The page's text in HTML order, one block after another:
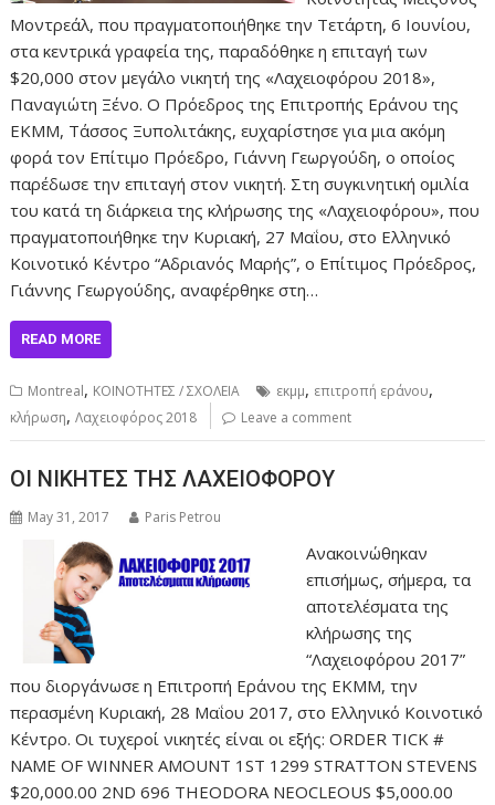
Μοντρεάλ, που πραγματο­ποιήθηκε την Τετάρτη, 6 Ιουνίου,
στα κεντρι­κά γραφεία της, παραδόθηκε η επιταγή των
$20,000 στον μεγάλο νικητή της «Λαχειοφόρου 2018»,
Παναγιώτη Ξένο. Ο Πρόεδρος της Επιτροπής Εράνου της
ΕΚΜΜ, Τάσ­σος Ξυπολιτάκης, ευχαρίστησε για μια ακό­μη
φορά τον Επίτιμο Πρόεδρο, Γιάννη Γε­ωργούδη, ο οποίος
παρέδωσε την επιταγή στον νικητή. Στη συγκινητική ομιλία
του κατά τη διάρκεια της κλήρωσης της «Λαχειοφόρου», που
πραγματοποιήθηκε την Κυριακή, 27 Μαΐου, στο Ελληνικό
Κοινοτικό Κέντρο “Αδριανός Μαρής”, ο Επίτιμος Πρόεδρος,
Γιάννης Γεωργούδης, αναφέρθηκε στη…
READ MORE
Montreal, ΚΟΙΝΟΤΗΤΕΣ / ΣΧΟΛΕΙΑ εκμμ, επιτροπή εράνου,
κλήρωση,Λαχειοφόρος 2018 Leave a comment
ΟΙ ΝΙΚΗΤΕΣ ΤΗΣ ΛΑΧΕΙΟΦΟΡΟΥ
May 31, 2017 Paris Petrou
Ανακοινώθηκαν
επισήμως, σήμερα, τα
αποτελέσματα της
κλήρωσης της
“Λαχειοφόρου 2017”
που διοργάνωσε η Επιτροπή Εράνου της ΕΚΜΜ, την
περασμένη Κυριακή, 28 Μαΐου 2017, στο Ελληνικό Κοινοτικό
Κέντρο. Οι τυχεροί νικητές είναι οι εξής: ORDER TICK #
NAME OF WINNER AMOUNT 1ST 1299 STRATTON STEVENS
$20,000.00 2ND 696 THEODORA NEOCLEOUS $5,000.00